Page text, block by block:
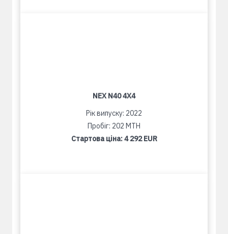
NEX N40 4X4
Рік випуску: 2022
Пробіг: 202 MTH
Стартова ціна:4 292 EUR